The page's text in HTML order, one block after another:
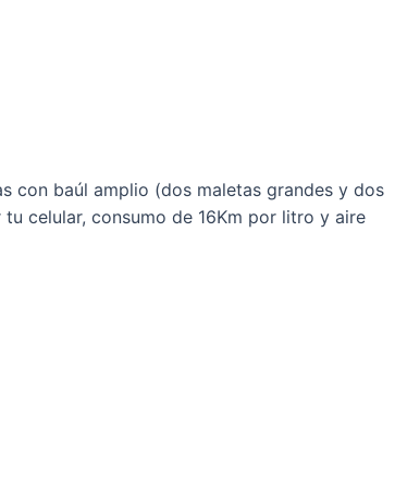
con baúl amplio (dos maletas grandes y dos
celular, consumo de 16Km por litro y aire